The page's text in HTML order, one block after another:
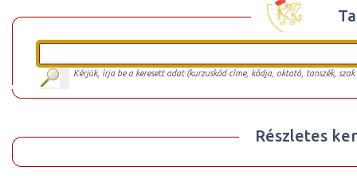
Kérjük, írja be a keresett adat (kurzuskód címe, kódja, oktató, tanszék,
Részletes